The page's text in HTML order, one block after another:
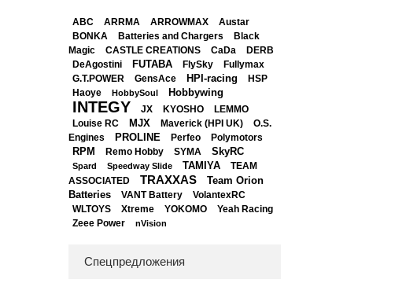
ABC ARRMA ARROWMAX Austar
BONKA Batteries and Chargers
Black
Magic
CASTLE CREATIONS CaDa DERB
DeAgostini FUTABA FlySky Fullymax
G.T.POWER GensAce HPI-racing
HSP
Haoye
HobbySoul Hobbywing
INTEGY JX KYOSHO
LEMMO
Louise RC
MJX Maverick (HPI UK)
O.S.
Engines
PROLINE Perfeo Polymotors
RPM Remo Hobby SYMA SkyRC
Spard Speedway Slide TAMIYA
TEAM
ASSOCIATED
TRAXXAS
Team Orion
Batteries
VANT Battery VolantexRC
WLTOYS Xtreme YOKOMO Yeah Racing
Zeee Power nVision
Спецпредложения